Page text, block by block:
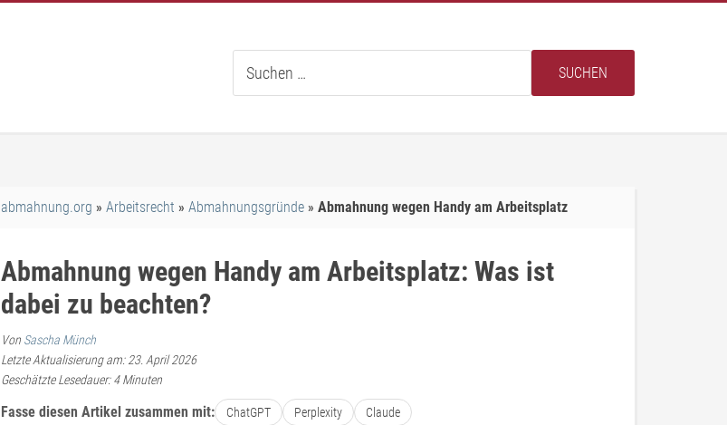
Suche
SUCHEN
abmahnung.org Arbeitsrecht Abmahnungsgründe Abmahnung wegen Handy am Arbeitsplatz
Abmahnung wegen Handy am Arbeitsplatz: Was ist
dabei zu beachten?
Von Sascha Münch
Letzte Aktualisierung am: 23. April 2026
Geschätzte Lesedauer: 4 Minuten
Fasse diesen Artikel zusammen mit: ChatGPT Perplexity Claude